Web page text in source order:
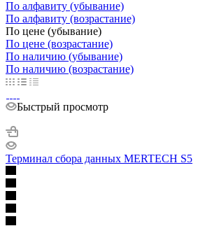
По алфавиту (убывание)
По алфавиту (возрастание)
По цене (убывание)
По цене (возрастание)
По наличию (убывание)
По наличию (возрастание)
Быстрый просмотр
Терминал сбора данных MERTECH S5